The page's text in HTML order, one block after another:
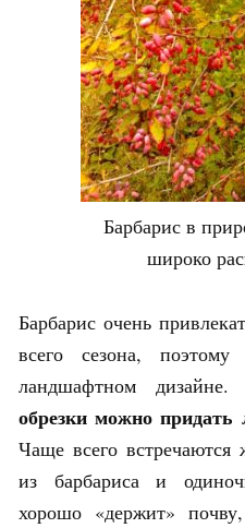
Барбарис в
широко
Барбарис очень
всего сезона,
ландшафтном дизайне.
обрезки можно
Чаще всего
из барбариса и
хорошо «держит»